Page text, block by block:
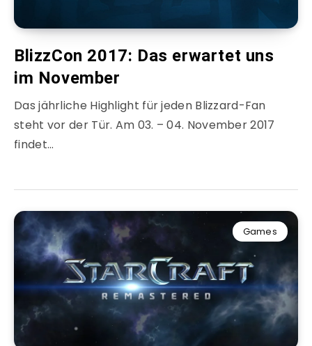
BlizzCon 2017: Das erwartet uns
im November
Das jährliche Highlight für jeden Blizzard-Fan
steht vor der Tür. Am 03. – 04. November 2017
findet…
Games